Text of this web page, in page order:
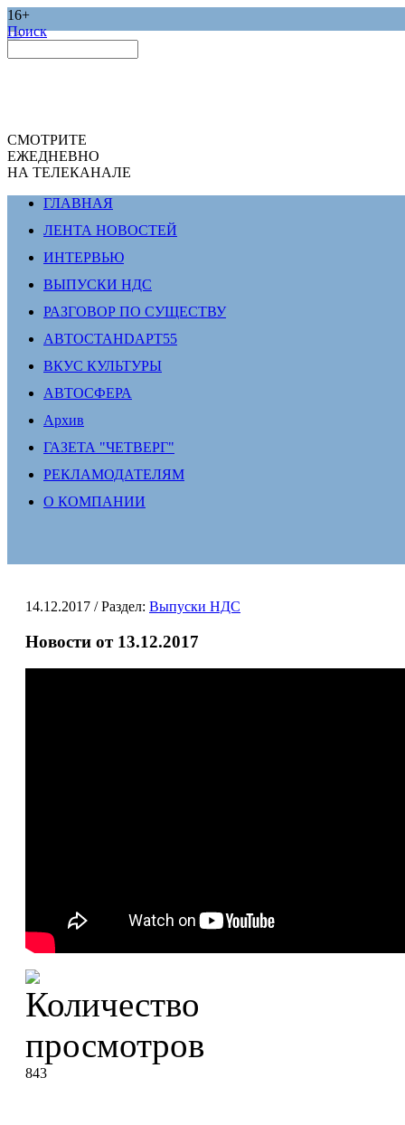
16+
Поиск
СМОТРИТЕ
ЕЖЕДНЕВНО
НА ТЕЛЕКАНАЛЕ
ГЛАВНАЯ
ЛЕНТА НОВОСТЕЙ
ИНТЕРВЬЮ
ВЫПУСКИ НДС
РАЗГОВОР ПО СУЩЕСТВУ
АВТОСТАНDАРТ55
ВКУС КУЛЬТУРЫ
АВТОСФЕРА
Архив
ГАЗЕТА "ЧЕТВЕРГ"
РЕКЛАМОДАТЕЛЯМ
О КОМПАНИИ
14.12.2017 / Раздел: Выпуски НДС
Новости от 13.12.2017
843